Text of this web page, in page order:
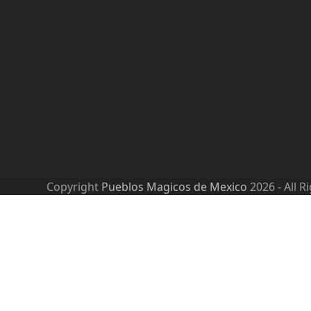
Copyright Pueblos Magicos de Mexico 2026 - All